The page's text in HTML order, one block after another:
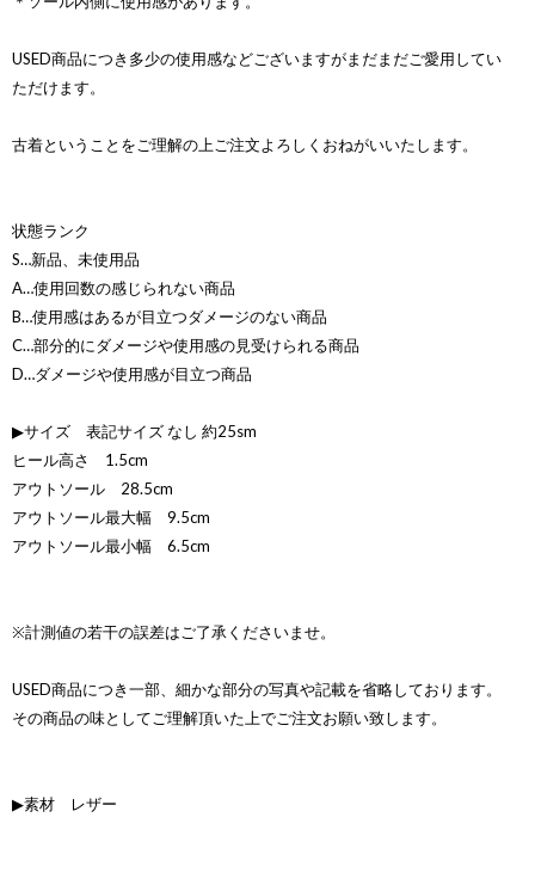
USED商品につき多少の使用感などございますがまだまだご愛用してい
ただけます。
古着ということをご理解の上ご注文よろしくおねがいいたします。
状態ランク
S…新品、未使用品
A…使用回数の感じられない商品
B…使用感はあるが目立つダメージのない商品
C…部分的にダメージや使用感の見受けられる商品
D…ダメージや使用感が目立つ商品
▶サイズ 表記サイズ なし 約25sm
ヒール高さ 1.5cm
アウトソール 28.5cm
アウトソール最大幅 9.5cm
アウトソール最小幅 6.5cm
※計測値の若干の誤差はご了承くださいませ。
USED商品につき一部、細かな部分の写真や記載を省略しております。
その商品の味としてご理解頂いた上でご注文お願い致します。
▶素材 レザー